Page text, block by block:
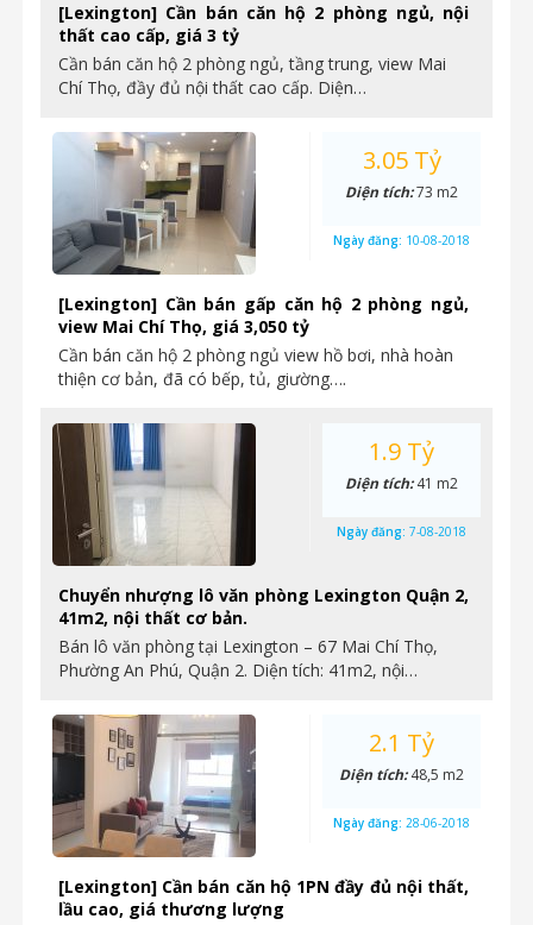
[Lexington] Cần bán căn hộ 2 phòng ngủ, nội
thất cao cấp, giá 3 tỷ
Cần bán căn hộ 2 phòng ngủ, tầng trung, view Mai
Chí Thọ, đầy đủ nội thất cao cấp. Diện…
[Lexington] Cần bán gấp căn hộ 2 phòng ngủ,
view Mai Chí Thọ, giá 3,050 tỷ
Cần bán căn hộ 2 phòng ngủ view hồ bơi, nhà hoàn
thiện cơ bản, đã có bếp, tủ, giường….
3.05 Tỷ
Diện tích:73 m2
Ngày đăng: 10-08-2018
Chuyển nhượng lô văn phòng Lexington Quận 2,
41m2, nội thất cơ bản.
Bán lô văn phòng tại Lexington – 67 Mai Chí Thọ,
Phường An Phú, Quận 2. Diện tích: 41m2, nội…
1.9 Tỷ
Diện tích:41 m2
Ngày đăng: 7-08-2018
[Lexington] Cần bán căn hộ 1PN đầy đủ nội thất,
lầu cao, giá thương lượng
2.1 Tỷ
Diện tích:48,5 m2
Ngày đăng: 28-06-2018